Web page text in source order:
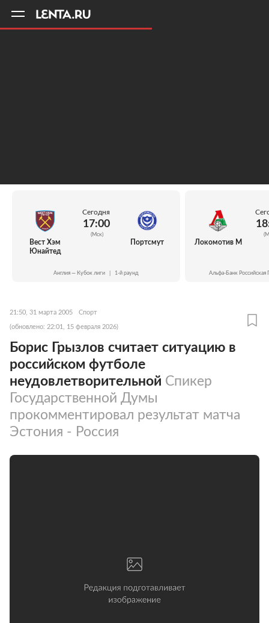
Вест Хэм
Юнайтед
Сегодня
17:00
(Мск)
Портсмут
Англия — Кубок лиги 1-й раунд
Локомотив М
Альфа-Банк Российская
21:50, 31 марта 2005 Спорт
(обновлено: 22:01, 15 февраля 2026)
Борис Грызлов считает ситуацию в
российском футболе
неудовлетворительной Спикер
Государственной Думы
прокомментировал результат матча
Эстония - Россия